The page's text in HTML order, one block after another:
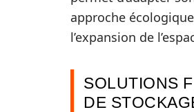
approche
l’expansion de
SOLUTIONS
DE